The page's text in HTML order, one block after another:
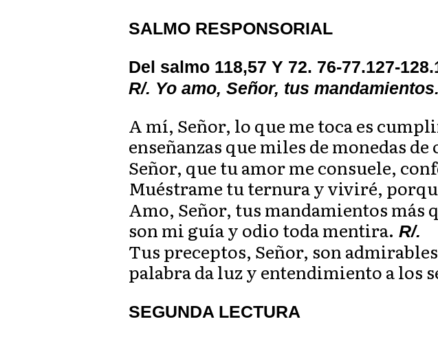
SALMO RESPONSORIAL
Del salmo 118,57 Y 72. 76-77.127-
R/. Yo amo, Señor, tus mandamientos.
A mí, Señor, lo que me toca es
enseñanzas que miles de monedas
Señor, que tu amor me consuele,
Muéstrame tu ternura y viviré,
Amo, Señor, tus mandamientos
son mi guía y odio toda mentira. R/.
Tus preceptos, Señor, son
palabra da luz y entendimiento a los
SEGUNDA LECTURA